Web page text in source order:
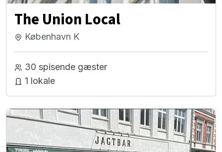
The Union Local
København K
30 spisende gæster
1 lokale